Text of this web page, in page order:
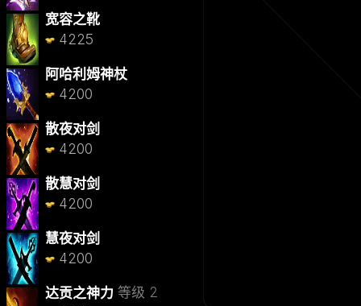
宽容之靴
4225
阿哈利姆神杖
4200
散夜对剑
4200
散慧对剑
4200
慧夜对剑
4200
达贡之神力 等级 2